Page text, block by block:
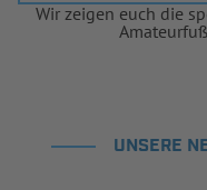
Wir zeigen euch die
UNSERE